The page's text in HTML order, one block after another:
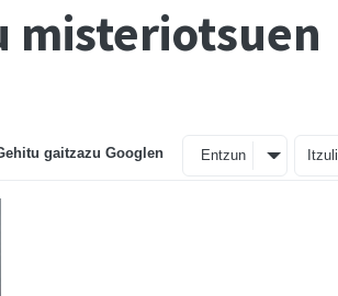
misteriotsuen
gaitzazu Googlen Entzun Itzuli